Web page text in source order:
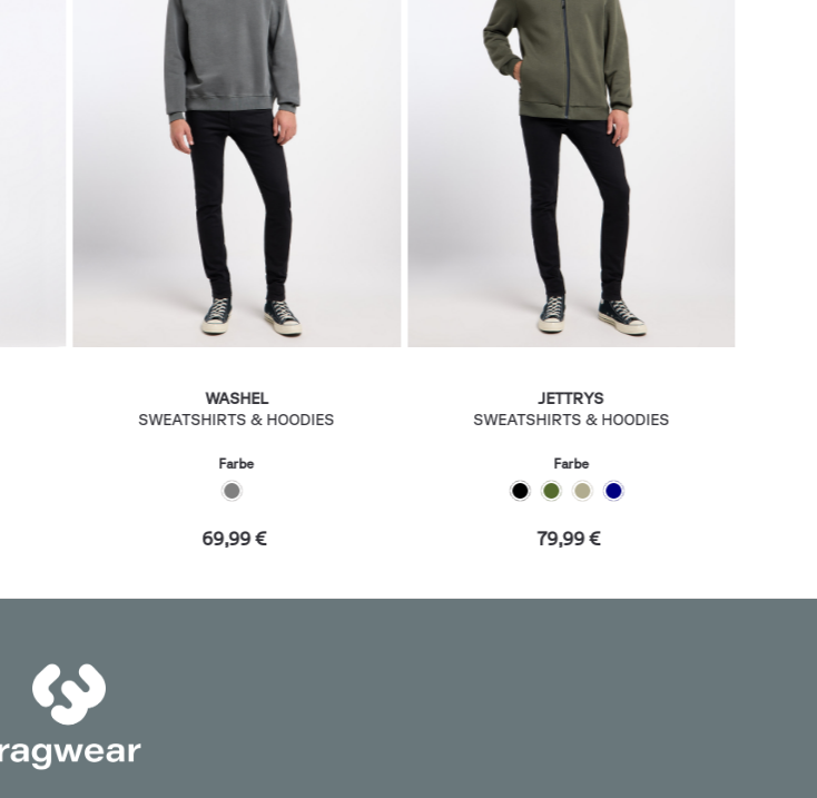
WASHEL
SWEATSHIRTS & HOODIES
Farbe
69,99 €
JETTRYS
SWEATSHIRTS & HOODIES
Farbe
79,99 €